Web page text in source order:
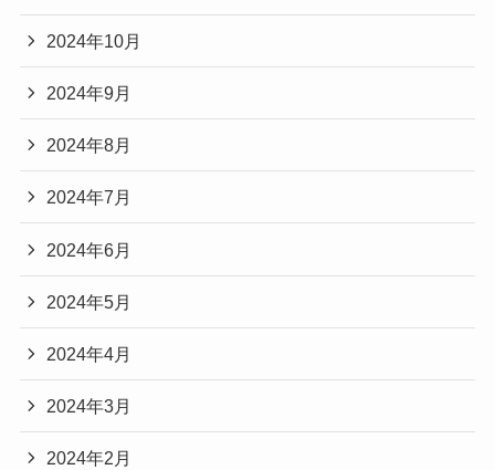
2024年10月
2024年9月
2024年8月
2024年7月
2024年6月
2024年5月
2024年4月
2024年3月
2024年2月